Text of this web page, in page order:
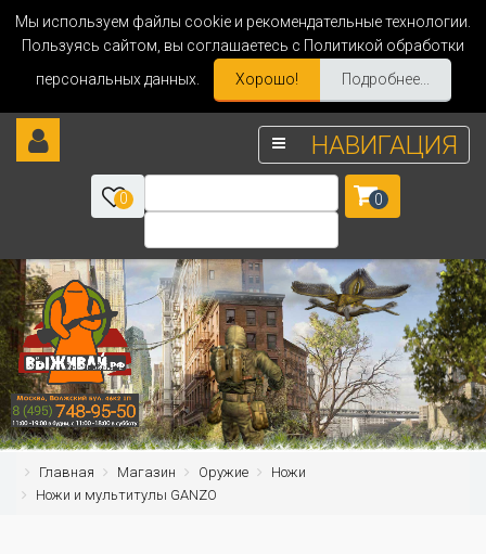
Мы используем файлы cookie и рекомендательные технологии.
Пользуясь сайтом, вы соглашаетесь с Политикой обработки
персональных данных.
Хорошо! Подробнее...
НАВИГАЦИЯ
0 0
Главная Магазин Оружие
Ножи
Ножи и мультитулы GANZO